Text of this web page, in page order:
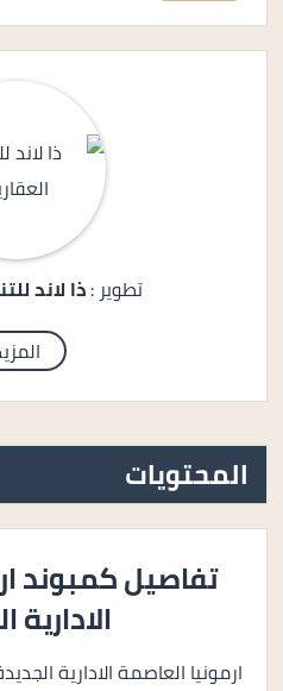
تطوير :ذا لاند
المحتويات
تفاصيل كمبوند
الادارية